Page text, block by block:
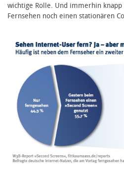
wichtige Rolle. Und immerhin
Fernsehen noch einen stationären